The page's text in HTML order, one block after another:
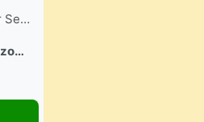
Geschichte Übungsklausur Sek II mit Lösungen 1
Klausuren/Erwartungshorizonte